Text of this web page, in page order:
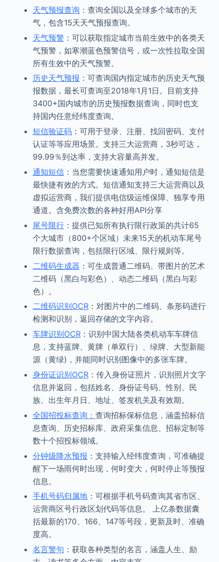
天气预报查询 ：查询全国以及全球多个城市的天
气，包含15天天气预报查询。
天气预警 ：可以获取指定城市当前生效中的各类天
气预警，如寒潮蓝色预警信号，或一次性拉取全国
所有生效中的天气预警。
历史天气预报 ：可查询国内指定城市的历史天气预
报数据，最长可查询至2018年1月1日。目前支持
3400+国内城市的历史预报数据查询，同时也支
持国内任意经纬度查询。
短信验证码：可用于登录、注册、找回密码、支付
认证等等应用场景。支持三大运营商，3秒可达，
99.99％到达率，支持大容量高并发。
通知短信：当您需要快速通知用户时，通知短信是
最快捷有效的方式。短信通知支持三大运营商以及
虚拟运营商，我们提供电信级运维保障、独享专用
通道。含免费次数的各种好用API分享
尾号限行：提供已知所有执行限行政策的共计65
个大城市（800+个区域）未来15天的机动车尾号
限行数据查询，包括限行区域、限行规则等。
二维码生成器 ：可生成普通二维码、带图片的艺术
二维码（黑白与彩色）、动态二维码（黑白与彩
色）。
二维码识别OCR：对图片中的二维码、条形码进行
检测和识别，返回存储的文字内容。
车牌识别OCR：识别中国大陆各类机动车车牌信
息，支持蓝牌、黄牌（单双行）、绿牌、大型新能
源（黄绿)，并能同时识别图像中的多张车牌。
身份证识别OCR：传入身份证照片，识别照片文字
信息并返回，包括姓名、身份证号码、性别、民
族、出生年月日、地址、签发机关及有效期。
全国招投标查询： 查询招标保标信息，涵盖招标信
息查询、历史招标库、政府采集信息、招标定制等
数十个招投标领域。
分钟级降水预报 ：支持输入经纬度查询，可准确提
醒下一场雨何时出现，何时变大，何时停止等预报
信息。
手机号码归属地：可根据手机号码查询其省市区、
运营商区号行政区划代码等信息。 上亿条数据囊
括最新的170、166、147等号段，更新及时、准确
度高。
名言警句 ：获取各种类型的名言，涵盖人生、励